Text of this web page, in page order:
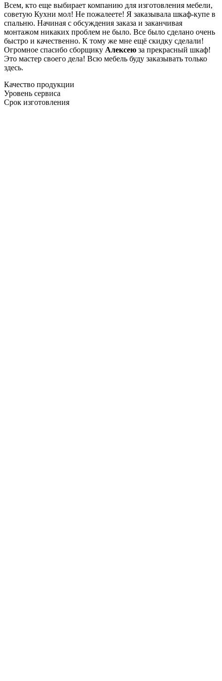
Всем, кто еще выбирает компанию для изготовления мебели,
советую Кухни мол! Не пожалеете! Я заказывала шкаф-купе в
спальню. Начиная с обсуждения заказа и заканчивая
монтажом никаких проблем не было. Все было сделано очень
быстро и качественно. К тому же мне ещё скидку сделали!
Огромное спасибо сборщику Алексею за прекрасный шкаф!
Это мастер своего дела! Всю мебель буду заказывать только
здесь.
Качество продукции
Уровень сервиса
Срок изготовления